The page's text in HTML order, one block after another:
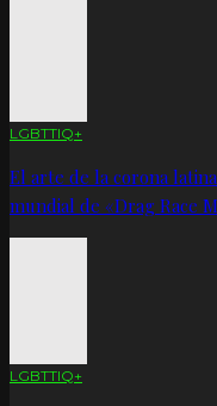
LGBTTIQ+
El arte de la corona
mundial de «Drag Race
LGBTTIQ+